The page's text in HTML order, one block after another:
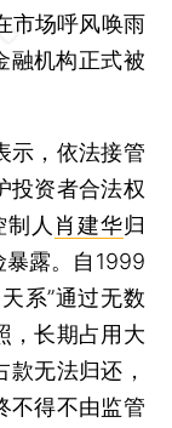
市场呼风唤雨
融机构正式被
，依法接管
投资者合法权
人 肖建华归
暴露。自1999
系”通过无数
，长期占用大
无法归还，
不得不由监管